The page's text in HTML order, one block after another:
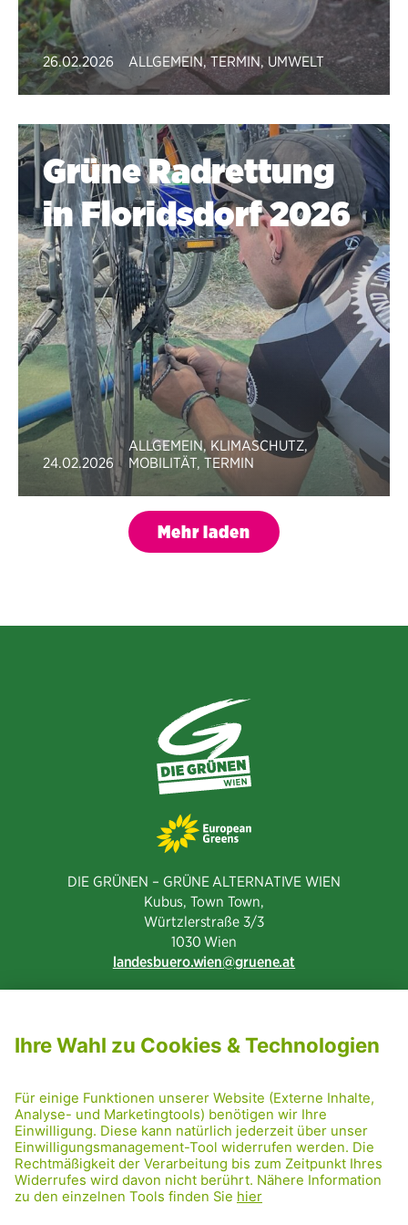
26.02.2026 ALLGEMEIN,TERMIN, UMWELT
Grüne Radrettung
in Floridsdorf 2026
24.02.2026
ALLGEMEIN,KLIMASCHUTZ,
MOBILITÄT, TERMIN
Mehr laden
DIE GRÜNEN – GRÜNE ALTERNATIVE WIEN
Kubus, Town Town,
Würtzlerstraße 3/3​
1030 Wien
landesbuero.wien
gruene.at
PRESSE
GRÜNE RADRETTUNG
FRIDAY NIGHTSKATING
NETIQUETTE